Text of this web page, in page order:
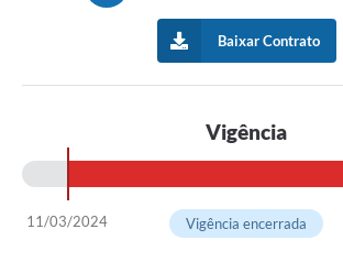
Audiências Públicas
Arquivos para Download
Baixar Contrato
Vigência
11/03/2024 Vigência encerrada